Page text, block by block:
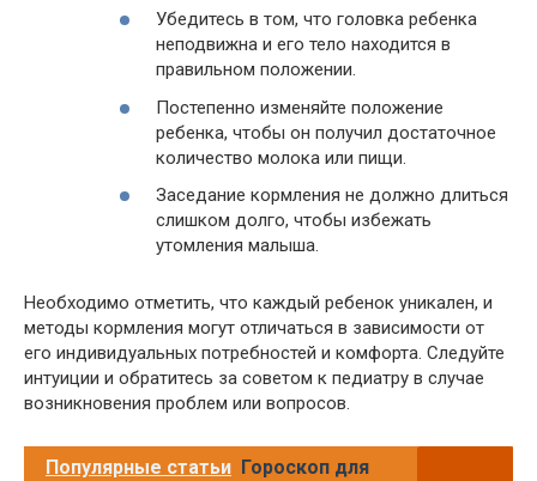
Убедитесь в том, что головка ребенка
неподвижна и его тело находится в
правильном положении.
Постепенно изменяйте положение
ребенка, чтобы он получил достаточное
количество молока или пищи.
Заседание кормления не должно длиться
слишком долго, чтобы избежать
утомления малыша.
Необходимо отметить, что каждый ребенок уникален, и
методы кормления могут отличаться в зависимости от
его индивидуальных потребностей и комфорта. Следуйте
интуиции и обратитесь за советом к педиатру в случае
возникновения проблем или вопросов.
Популярные статьи Гороскоп для